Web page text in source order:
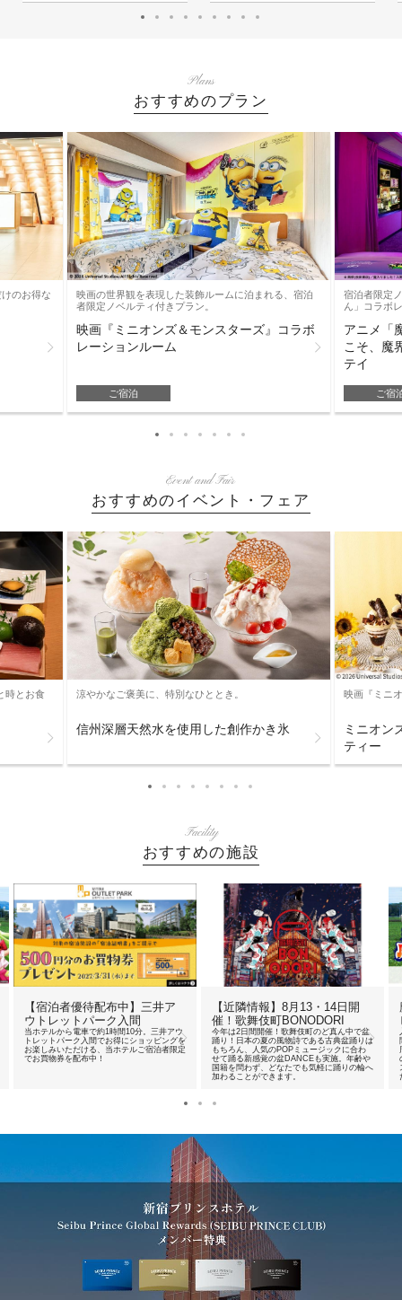
Plans
おすすめのプラン
のお得な
映画の世界観を表現した装飾ルームに泊まれる、宿泊
者限定ノベルティ付きプラン。
映画『ミニオンズ＆モンスターズ』コラボ
レーションルーム
ご宿泊
宿泊者限定
ん」コラボ
アニメ「
こそ、魔
テイ
ご宿
Event and Fair
おすすめのイベント・フェア
時とお食 涼やかなご褒美に、特別なひととき。
信州深層天然水を使用した創作かき氷
映画『ミニ
ミニオン
ティー
Facility
おすすめの施設
【宿泊者優待配布中】三井ア
ウトレットパーク入間
当ホテルから電車で約1時間10分。三井アウ
トレットパーク入間でお得にショッピングを
お楽しみいただける、当ホテルご宿泊者限定
でお買物券を配布中！
【近隣情報】8月13・14日開
催！歌舞伎町BONODORI
今年は2日間開催！歌舞伎町のど真ん中で盆
踊り！日本の夏の風物詩である古典盆踊りは
もちろん、人気のPOPミュージックに合わ
せて踊る新感覚の盆DANCEも実施。年齢や
国籍を問わず、どなたでも気軽に踊りの輪へ
加わることができます。